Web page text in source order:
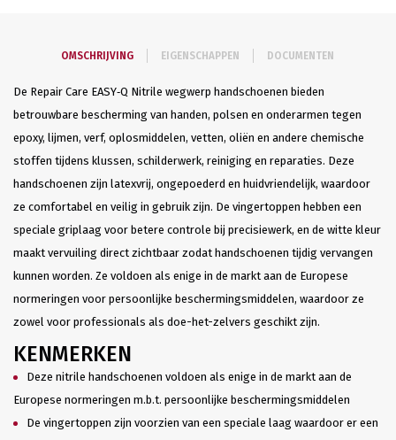
OMSCHRIJVING EIGENSCHAPPEN DOCUMENTEN
De Repair Care EASY‑Q Nitrile wegwerp handschoenen bieden
betrouwbare bescherming van handen, polsen en onderarmen tegen
epoxy, lijmen, verf, oplosmiddelen, vetten, oliën en andere chemische
stoffen tijdens klussen, schilderwerk, reiniging en reparaties. Deze
handschoenen zijn latexvrij, ongepoederd en huidvriendelijk, waardoor
ze comfortabel en veilig in gebruik zijn. De vingertoppen hebben een
speciale griplaag voor betere controle bij precisiewerk, en de witte kleur
maakt vervuiling direct zichtbaar zodat handschoenen tijdig vervangen
kunnen worden. Ze voldoen als enige in de markt aan de Europese
normeringen voor persoonlijke beschermingsmiddelen, waardoor ze
zowel voor professionals als doe-het-zelvers geschikt zijn.
KENMERKEN
Deze nitrile handschoenen voldoen als enige in de markt aan de
Europese normeringen m.b.t. persoonlijke beschermingsmiddelen
De vingertoppen zijn voorzien van een speciale laag waardoor er een